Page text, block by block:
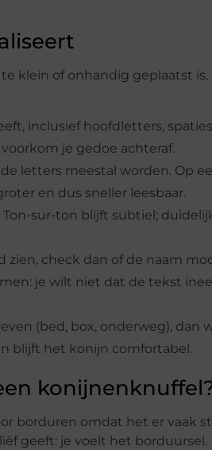
klein of onhandig geplaatst
inclusief hoofdletters,
je gedoe achteraf.
letters meestal worden. Op
en dus sneller leesbaar.
sur-ton blijft subtiel;
zien, check dan of de naam
je wilt niet dat de tekst
(bed, box, onderweg), dan
blijft het konijn comfortabel.
borduren omdat het er vaak
geeft: je voelt het